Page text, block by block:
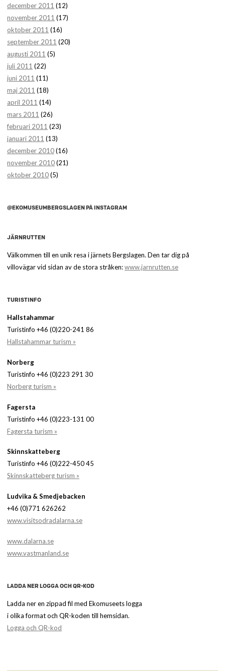
december 2011 (12)
november 2011 (17)
oktober 2011 (16)
september 2011 (20)
augusti 2011 (5)
juli 2011 (22)
juni 2011 (11)
maj 2011 (18)
april 2011 (14)
mars 2011 (26)
februari 2011 (23)
januari 2011 (13)
december 2010(16)
november 2010(21)
oktober 2010(5)
@EKOMUSEUMBERGSLAGEN PÅ INSTAGRAM
JÄRNRUTTEN
Välkommen till en unik resa i järnets Bergslagen. Den tar dig på
villovägar vid sidan av de stora stråken:www.jarnrutten.se
TURISTINFO
Hallstahammar
Turistinfo +46 (0)220-241 86
Hallstahammar turism »
Norberg
Turistinfo +46 (0)223 291 30
Norberg turism »
Fagersta
Turistinfo +46 (0)223-131 00
Fagersta turism »
Skinnskatteberg
Turistinfo +46 (0)222-450 45
Skinnskatteberg turism »
Ludvika & Smedjebacken
+46 (0)771 626262
www.visitsodradalarna.se
www.dalarna.se
www.vastmanland.se
LADDA NER LOGGA OCH QR-KOD
Ladda ner en zippad fil med Ekomuseets logga
i olika format och QR-koden till hemsidan.
Logga och QR-kod